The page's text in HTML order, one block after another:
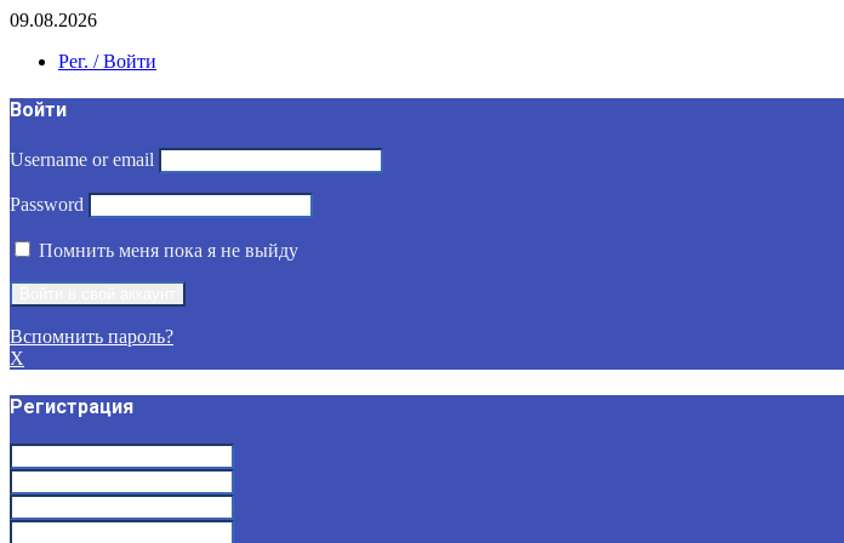
09.08.2026
Рег. / Войти
Войти
Username or email
Password
Помнить меня пока я не выйду
Вспомнить пароль?
X
Регистрация